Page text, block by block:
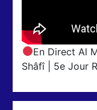
En Direct Al
Shâfî | 5e Jour